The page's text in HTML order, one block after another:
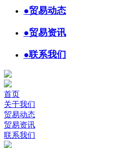
●贸易动态
●贸易资讯
●联系我们
首页
关于我们
贸易动态
贸易资讯
联系我们